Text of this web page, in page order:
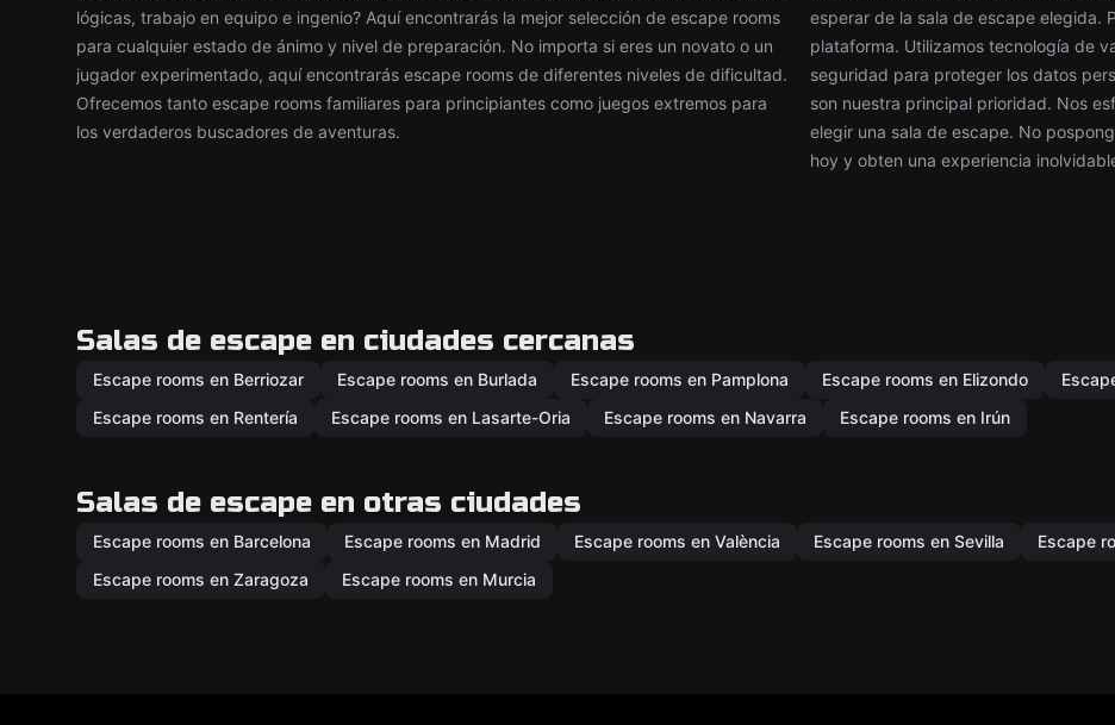
lógicas, trabajo en equipo e ingenio? Aquí encontrarás la mejor selección de escape rooms
para cualquier estado de ánimo y nivel de preparación. No importa si eres un novato o un
jugador experimentado, aquí encontrarás escape rooms de diferentes niveles de dificultad.
Ofrecemos tanto escape rooms familiares para principiantes como juegos extremos para
los verdaderos buscadores de aventuras.
esperar de la sala de escape elegida.
plataforma. Utilizamos tecnología de
seguridad para proteger los datos
son nuestra principal prioridad. Nos
elegir una sala de escape. No
hoy y obten una experiencia
Salas de escape en ciudades cercanas
Escape rooms en Berriozar Escape rooms en Burlada Escape rooms en Pamplona Escape rooms en Elizondo
Escape rooms en Rentería
Escape rooms en Lasarte-Oria Escape rooms en Navarra Escape rooms en Irún
Salas de escape en otras ciudades
Escape rooms en Barcelona Escape rooms en Madrid Escape rooms en València Escape rooms en Sevilla Escape
Escape rooms en Zaragoza
Escape rooms en Murcia